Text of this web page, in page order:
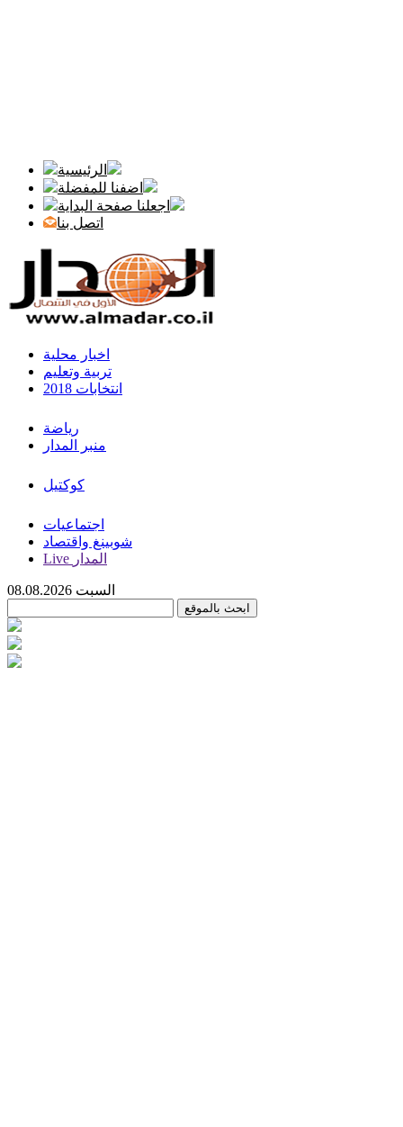
الرئيسية
اضفنا للمفضلة
اجعلنا صفحة البداية
اتصل بنا
اخبار محلية
تربية وتعليم
انتخابات 2018
رياضة
منبر المدار
كوكتيل
اجتماعيات
شوبينغ واقتصاد
Live المدار